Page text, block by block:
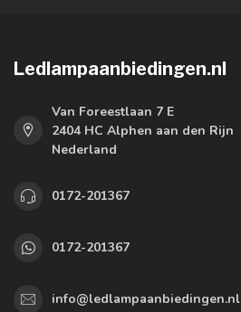
Ledlampaanbiedingen.nl
Van Foreestlaan 7 E
2404 HC Alphen aan den Rijn
Nederland
0172-201367
0172-201367
info@ledlampaanbiedingen.nl